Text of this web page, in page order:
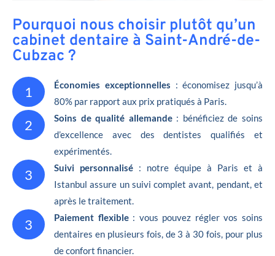
Pourquoi nous choisir plutôt qu’un
cabinet dentaire à Saint-André-de-
Cubzac ?
1 Économies exceptionnelles : économisez jusqu’à
80% par rapport aux prix pratiqués à Paris.
2 Soins de qualité allemande: bénéficiez de soins
d’excellence avec des dentistes qualifiés et
expérimentés.
3 Suivi personnalisé : notre équipe à Paris et à
Istanbul assure un suivi complet avant, pendant, et
après le traitement.
3 Paiement flexible: vous pouvez régler vos soins
dentaires en plusieurs fois, de 3 à 30 fois, pour plus
de confort financier.